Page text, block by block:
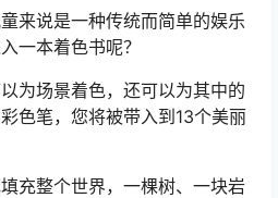
来说是一种传统而简单的娱乐
一本着色书呢？
为场景着色，还可以为其中的
色笔，您将被带入到13个美丽
充整个世界，一棵树、一块岩